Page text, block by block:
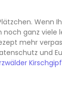
Wenn
ganz
mehr
und